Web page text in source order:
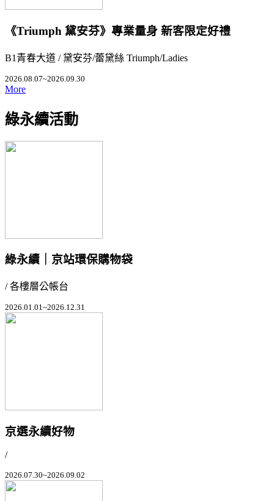
《Triumph 黛安芬》專業量身 新客限定好禮
B1青春大道 / 黛安芬/蕾黛絲 Triumph/Ladies
2026.08.07~2026.09.30
More
綠永續活動
綠永續｜京站環保購物袋
/ 各樓層公帳台
2026.01.01~2026.12.31
京選永續好物
/
2026.07.30~2026.09.02